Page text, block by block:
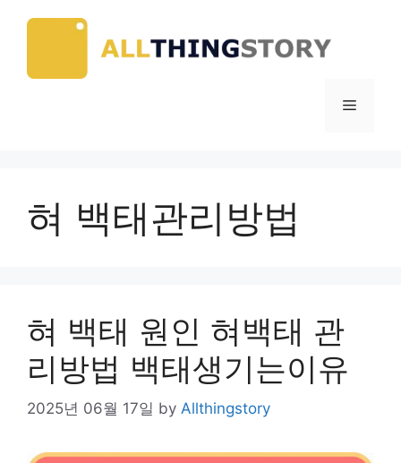
Menu
혀 백태관리방법
혀 백태 원인 혀백태 관
리방법 백태생기는이유
2025년 06월 17일 by Allthingstory